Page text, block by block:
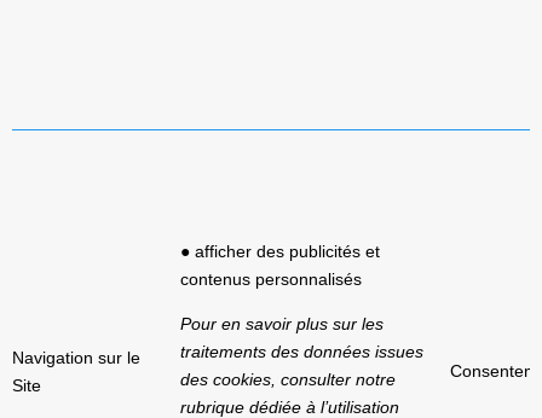
Navigation sur le
Site
● afficher des publicités et
contenus personnalisés
Pour en savoir plus sur les
traitements des données issues
des cookies, consulter notre
rubrique dédiée à l’utilisation